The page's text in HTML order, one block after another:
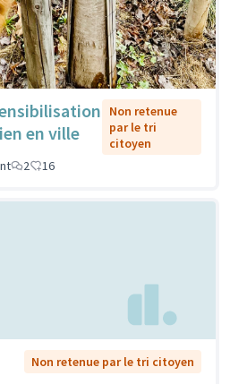
en ville
Non retenue
par le tri
citoyen
2 16
Non retenue par le tri citoyen